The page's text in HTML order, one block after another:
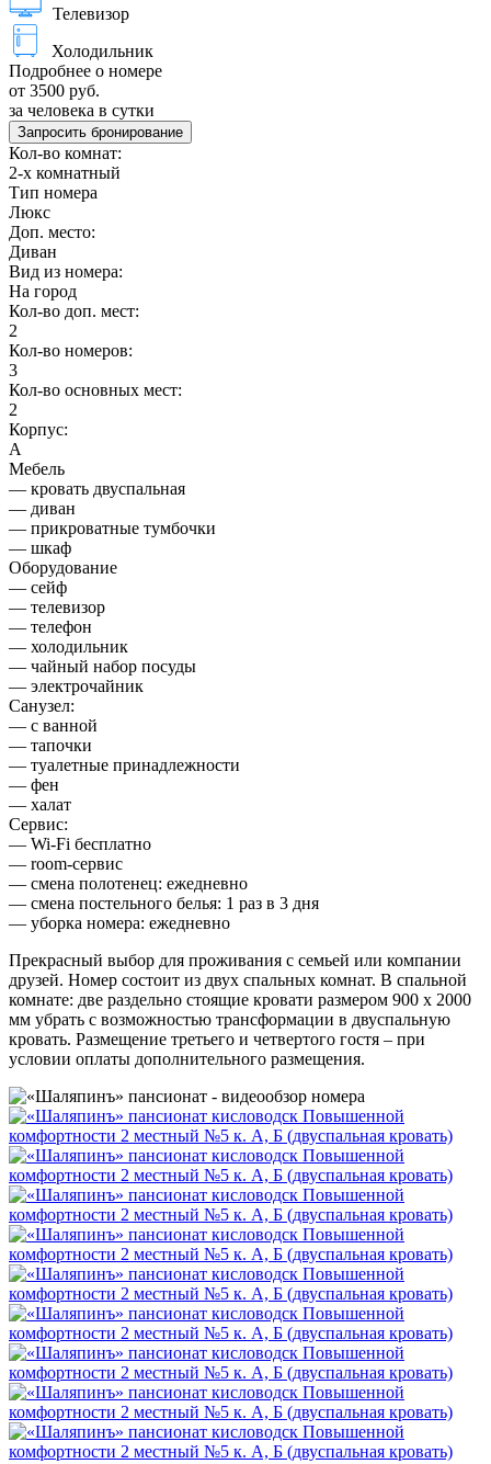
Телевизор
Холодильник
Подробнее о номере
от 3500 руб.
за человека в сутки
Запросить бронирование
Кол-во комнат:
2-х комнатный
Тип номера
Люкс
Доп. место:
Диван
Вид из номера:
На город
Кол-во доп. мест:
2
Кол-во номеров:
3
Кол-во основных мест:
2
Корпус:
А
Мебель
— кровать двуспальная
— диван
— прикроватные тумбочки
— шкаф
Оборудование
— сейф
— телевизор
— телефон
— холодильник
— чайный набор посуды
— электрочайник
Санузел:
— с ванной
— тапочки
— туалетные принадлежности
— фен
— халат
Сервис:
— Wi-Fi бесплатно
— room-сервис
— смена полотенец: ежедневно
— смена постельного белья: 1 раз в 3 дня
— уборка номера: ежедневно
Прекрасный выбор для проживания с семьей или компании
друзей. Номер состоит из двух спальных комнат. В спальной
комнате: две раздельно стоящие кровати размером 900 х 2000
мм убрать с возможностью трансформации в двуспальную
кровать. Размещение третьего и четвертого гостя – при
условии оплаты дополнительного размещения.